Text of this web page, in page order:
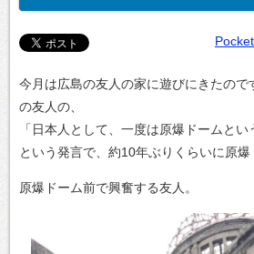
Pocket
今月は広島の友人の家に遊びにきたので
の友人の、
「日本人として、一度は原爆ドームとい
という発言で、約10年ぶりくらいに原爆
原爆ドーム前で興奮する友人。